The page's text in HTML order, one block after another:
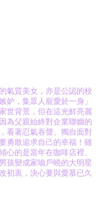
氣質美女，亦是公認的校
妒，集眾人寵愛於一身」
世背景，但在這光鮮亮麗
為父親始終對企業聯姻的
看著忍氣吞聲、獨自面對
勇敢追求自己的幸福！雖
心的是當年在咖啡店裡、
孩變成家喻戶曉的大明星
初衷，決心要與愛慕已久